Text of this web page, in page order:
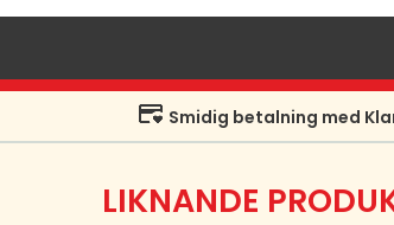
Smidig betalning med
LIKNANDE